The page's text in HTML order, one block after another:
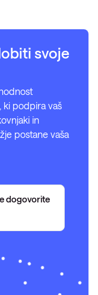
svoje
ki podpira vaš
in
postane vaša
dogovorite